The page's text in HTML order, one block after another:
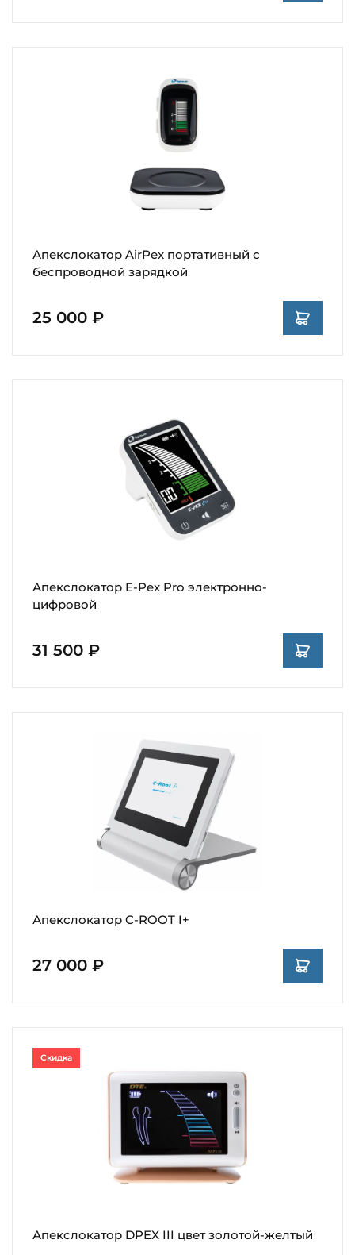
Апекслокатор AirPex портативный с
беспроводной зарядкой
25 000 ₽
Апекслокатор E-Pex Pro электронно-
цифровой
31 500 ₽
Апекслокатор C-ROOT I+
27 000 ₽
Апекслокатор DPEX III цвет золотой-желтый
Скидка